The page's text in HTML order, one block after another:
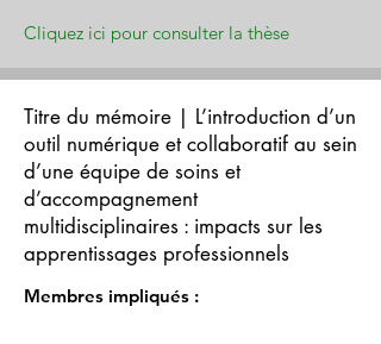
Cliquez ici pour consulter la thèse
Titre du mémoire | L’introduction d’un
outil numérique et collaboratif au sein
d’une équipe de soins et
d’accompagnement
multidisciplinaires : impacts sur les
apprentissages professionnels
Membres impliqués :